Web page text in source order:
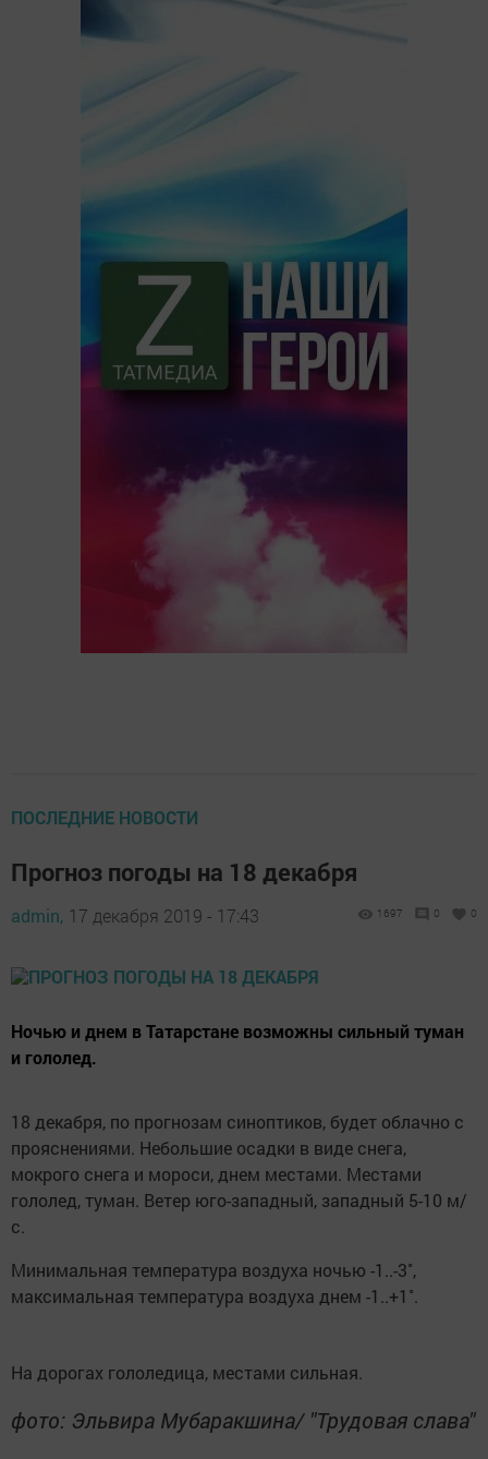
ПОСЛЕДНИЕ НОВОСТИ
Прогноз погоды на 18 декабря
admin, 17 декабря 2019 - 17:43 1697 0 0
Ночью и днем в Татарстане возможны сильный туман
и гололед.
18 декабря, по прогнозам синоптиков, будет облачно с
прояснениями. Небольшие осадки в виде снега,
мокрого снега и мороси, днем местами. Местами
гололед, туман. Ветер юго-западный, западный 5-10 м/
с.
Минимальная температура воздуха ночью -1..-3˚,
максимальная температура воздуха днем -1..+1˚.
На дорогах гололедица, местами сильная.
фото: Эльвира Мубаракшина/ "Трудовая слава"